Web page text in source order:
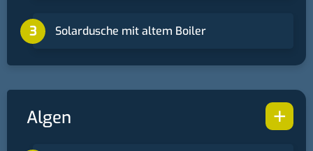
Solardusche mit altem Boiler
+
Algen